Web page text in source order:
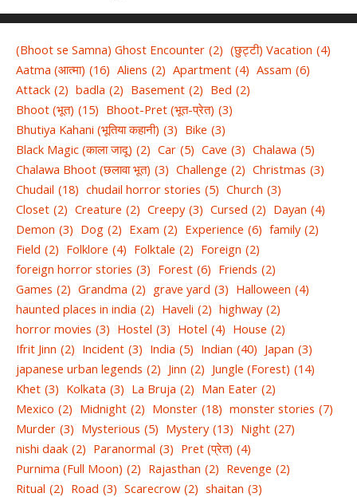
(Bhoot se Samna) Ghost Encounter (2) (छुट्टी) Vacation (4)
Aatma (आत्मा) (16) Aliens (2) Apartment (4) Assam (6)
Attack (2) badla (2) Basement (2) Bed (2)
Bhoot (भूत) (15) Bhoot-Pret (भूत-प्रेत) (3)
Bhutiya Kahani (भूतिया कहानी) (3) Bike (3)
Black Magic (काला जादू) (2) Car (5) Cave (3) Chalawa (5)
Chalawa Bhoot (छलावा भूत) (3) Challenge (2) Christmas (3)
Chudail (18) chudail horror stories (5) Church (3)
Closet (2) Creature (2) Creepy (3) Cursed (2) Dayan (4)
Demon (3) Dog (2) Exam (2) Experience (6) family (2)
Field (2) Folklore (4) Folktale (2) Foreign (2)
foreign horror stories (3) Forest (6) Friends (2)
Games (2) Grandma (2) grave yard (3) Halloween (4)
haunted places in india (2) Haveli (2) highway (2)
horror movies (3) Hostel (3) Hotel (4) House (2)
Ifrit Jinn (2) Incident (3) India (5) Indian (40) Japan (3)
japanese urban legends (2) Jinn (2) Jungle (Forest) (14)
Khet (3) Kolkata (3) La Bruja (2) Man Eater (2)
Mexico (2) Midnight (2) Monster (18) monster stories (7)
Murder (3) Mysterious (5) Mystery (13) Night (27)
nishi daak (2) Paranormal (3) Pret (प्रेत) (4)
Purnima (Full Moon) (2) Rajasthan (2) Revenge (2)
Ritual (2) Road (3) Scarecrow (2) shaitan (3)